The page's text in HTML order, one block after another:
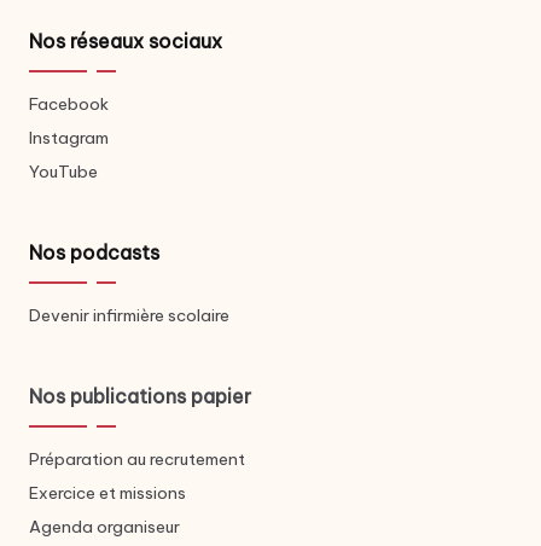
Nos réseaux sociaux
Facebook
Instagram
YouTube
Nos podcasts
Devenir infirmière scolaire
Nos publications papier
Préparation au recrutement
Exercice et missions
Agenda organiseur